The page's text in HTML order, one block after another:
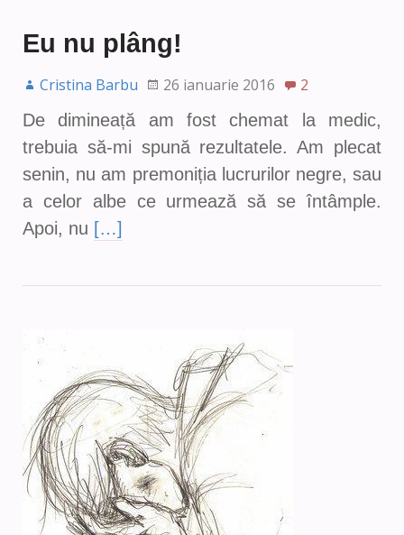
Eu nu plâng!
Cristina Barbu 26 ianuarie 2016
2
De dimineață am fost chemat la medic,
trebuia să-mi spună rezultatele. Am plecat
senin, nu am premoniția lucrurilor negre, sau
a celor albe ce urmează să se întâmple.
Apoi, nu […]